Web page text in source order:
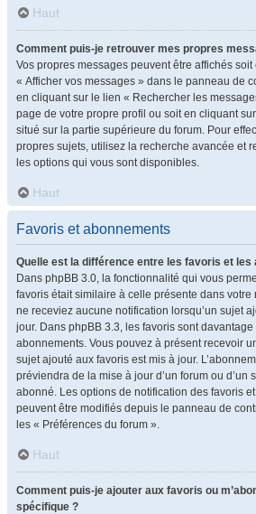
Haut
Comment puis-je retrouver mes propres
Vos propres messages peuvent être affichés
« Afficher vos messages » dans le panneau de
en cliquant sur le lien « Rechercher les
page de votre propre profil ou soit en cliquant
situé sur la partie supérieure du forum. Pour
propres sujets, utilisez la recherche avancée et
les options qui vous sont disponibles.
Haut
Favoris et abonnements
Quelle est la différence entre les favoris et les
Dans phpBB 3.0, la fonctionnalité qui vous
favoris était similaire à celle présente dans votre
ne receviez aucune notification lorsqu’un sujet
jour. Dans phpBB 3.3, les favoris sont
abonnements. Vous pouvez à présent recevoir
sujet ajouté aux favoris est mis à jour.
préviendra de la mise à jour d’un forum ou d’un
abonné. Les options de notification des favoris
peuvent être modifiés depuis le panneau de
les « Préférences du forum ».
Haut
Comment puis-je ajouter aux favoris ou
spécifique ?